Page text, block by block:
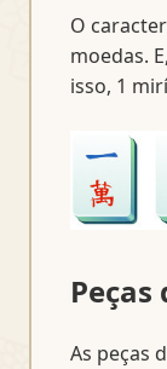
O
moedas.
isso, 1
Peças
As peças